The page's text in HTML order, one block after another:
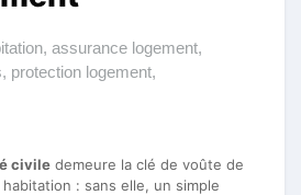
, assurance logement,
, protection logement,
civile demeure la clé de voûte de
: sans elle, un simple